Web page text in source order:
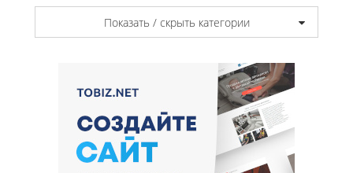
Показать / скрыть категории